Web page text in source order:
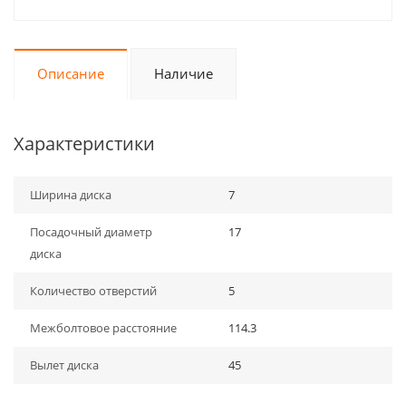
Описание Наличие
Характеристики
Ширина диска 7
Посадочный диаметр
диска
17
Количество отверстий 5
Межболтовое расстояние 114.3
Вылет диска 45